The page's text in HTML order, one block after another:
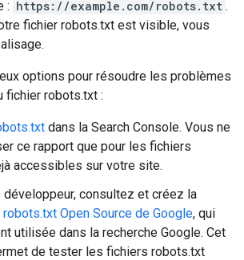
: https://example.com/robots.txt .
fichier robots.txt est visible, vous
options pour résoudre les problèmes
fichier robots.txt :
dans la Search Console. Vous ne
ce rapport que pour les fichiers
accessibles sur votre site.
consultez et créez la
Open Source de Google, qui
utilisée dans la recherche Google. Cet
de tester les fichiers robots.txt